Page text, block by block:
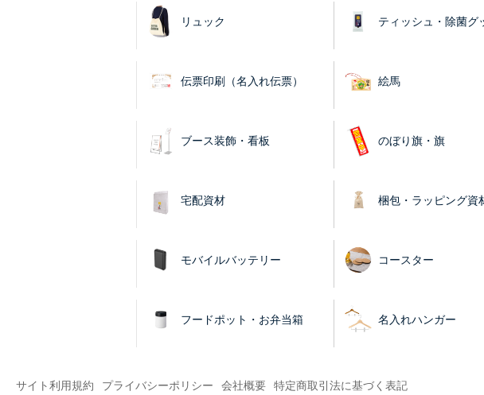
リュック ティッシュ・除菌グ
伝票印刷（名入れ伝票） 絵馬
ブース装飾・看板 のぼり旗・旗
宅配資材 梱包・ラッピング資
モバイルバッテリー コースター
フードポット・お弁当箱 名入れハンガー
サイト利用規約 プライバシーポリシー 会社概要 特定商取引法に基づく表記